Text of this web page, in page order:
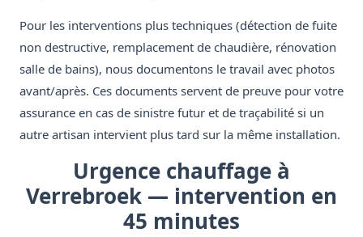
Pour les interventions plus techniques (détection de fuite
non destructive, remplacement de chaudière, rénovation
salle de bains), nous documentons le travail avec photos
avant/après. Ces documents servent de preuve pour votre
assurance en cas de sinistre futur et de traçabilité si un
autre artisan intervient plus tard sur la même installation.
Urgence chauffage à
Verrebroek — intervention en
45 minutes